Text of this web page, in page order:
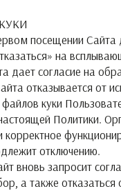
посещении Сайта
на
дает согласие на
отказывается от
куки
Политики.
отключению.
вновь запросит
а также